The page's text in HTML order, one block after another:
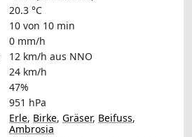
20.3 °C
10 von 10 min
0 mm/h
12 km/h aus NNO
24 km/h
47%
951 hPa
Erle, Birke, Gräser, Beifuss,
Ambrosia